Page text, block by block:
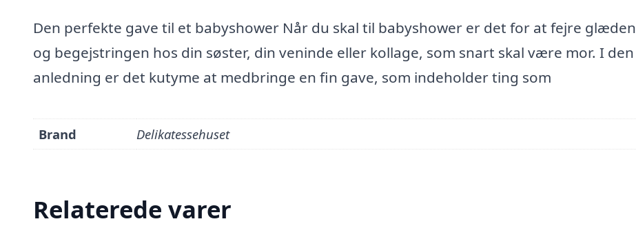
Den perfekte gave til et babyshower Når du skal til babyshower er det for at fejre glæden
og begejstringen hos din søster, din veninde eller kollage, som snart skal være mor. I den
anledning er det kutyme at medbringe en fin gave, som indeholder ting som
Brand Delikatessehuset
Relaterede varer